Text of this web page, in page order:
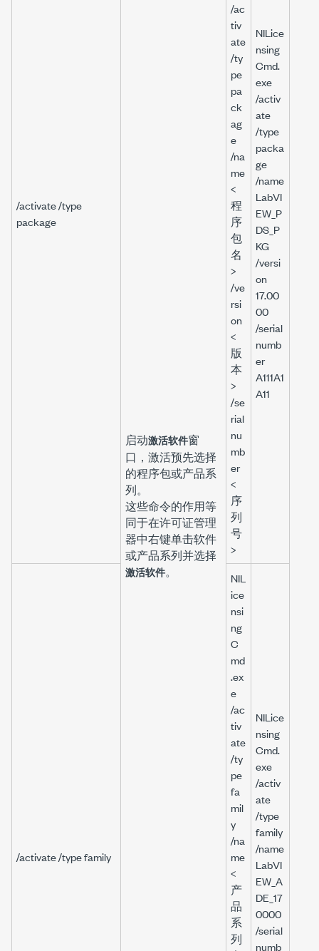
/activate /type
package
启动激活软件窗
口，激活预先选择
的程序包或产品系
列。
这些命令的作用等
同于在许可证管理
器中右键单击软件
或产品系列并选择
激活软件。
/ac
tiv
ate
/ty
pe
pa
ck
ag
e
/na
me
<
程
序
包
名
>
/ve
rsi
on
<
版
本
>
/se
rial
nu
mb
er
<
序
列
号
>
NILice
nsing
Cmd.
exe
/activ
ate
/type
packa
ge
/name
LabVI
EW_P
DS_P
KG
/versi
on
17.00
00
/serial
numb
er
A111A1
A11
/activate /type family
NIL
ice
nsi
ng
C
md
.ex
e
/ac
tiv
ate
/ty
pe
fa
mil
y
/na
me
<
产
品
系
列
NILice
nsing
Cmd.
exe
/activ
ate
/type
family
/name
LabVI
EW_A
DE_17
0000
/serial
numb